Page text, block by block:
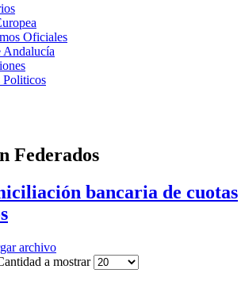
Oficiales
Andalucía
Politicos
Federados
bancaria de cuotas
archivo
a mostrar